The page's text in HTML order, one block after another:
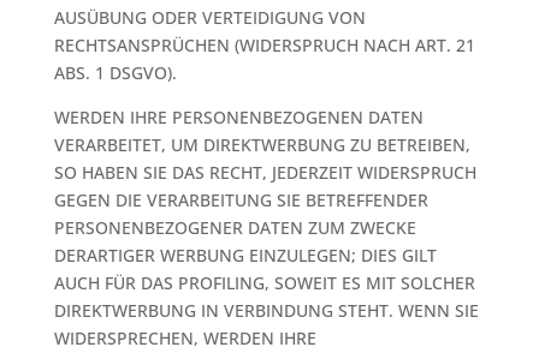
AUSÜBUNG ODER VERTEIDIGUNG VON
RECHTSANSPRÜCHEN (WIDERSPRUCH NACH ART. 21
ABS. 1 DSGVO).
WERDEN IHRE PERSONENBEZOGENEN DATEN
VERARBEITET, UM DIREKTWERBUNG ZU BETREIBEN,
SO HABEN SIE DAS RECHT, JEDERZEIT WIDERSPRUCH
GEGEN DIE VERARBEITUNG SIE BETREFFENDER
PERSONENBEZOGENER DATEN ZUM ZWECKE
DERARTIGER WERBUNG EINZULEGEN; DIES GILT
AUCH FÜR DAS PROFILING, SOWEIT ES MIT SOLCHER
DIREKTWERBUNG IN VERBINDUNG STEHT. WENN SIE
WIDERSPRECHEN, WERDEN IHRE